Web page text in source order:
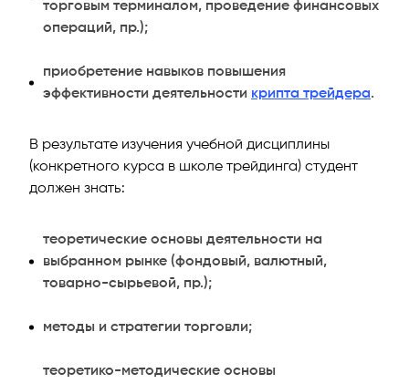
торговым терминалом, проведение финансовых
операций, пр.);
приобретение навыков повышения
эффективности деятельности крипта трейдера.
В результате изучения учебной дисциплины
(конкретного курса в школе трейдинга) студент
должен знать:
теоретические основы деятельности на
выбранном рынке (фондовый, валютный,
товарно-сырьевой, пр.);
методы и стратегии торговли;
теоретико-методические основы